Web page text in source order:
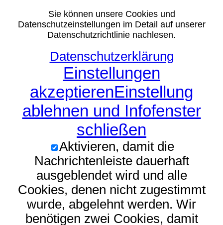
Sie können unsere Cookies und
Datenschutzeinstellungen im Detail auf unserer
Datenschutzrichtlinie nachlesen.
Datenschutzerklärung
Einstellungen
akzeptierenEinstellung
ablehnen und Infofenster
schließen
Aktivieren, damit die
Nachrichtenleiste dauerhaft
ausgeblendet wird und alle
Cookies, denen nicht zugestimmt
wurde, abgelehnt werden. Wir
benötigen zwei Cookies, damit